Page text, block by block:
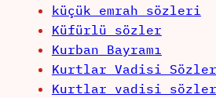
küçük emrah sözleri
Küfürlü sözler
Kurban Bayramı
Kurtlar Vadisi Sözler
Kurtlar vadisi